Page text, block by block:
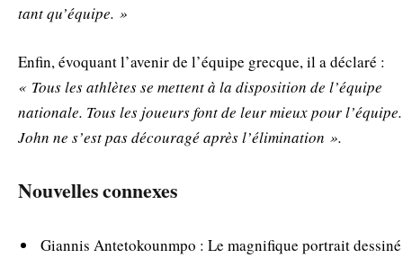
tant qu’équipe. »
Enfin, évoquant l’avenir de l’équipe grecque, il a déclaré :
« Tous les athlètes se mettent à la disposition de l’équipe
nationale. Tous les joueurs font de leur mieux pour l’équipe.
John ne s’est pas découragé après l’élimination ».
Nouvelles connexes
Giannis Antetokounmpo : Le magnifique portrait dessiné